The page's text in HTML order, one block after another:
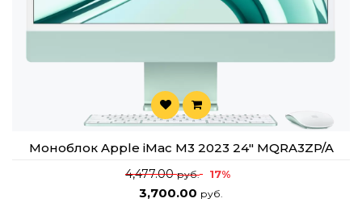
Моноблок Apple iMac M3 2023 24" MQRA3ZP/A
4,477.00руб. 17%
3,700.00 руб.